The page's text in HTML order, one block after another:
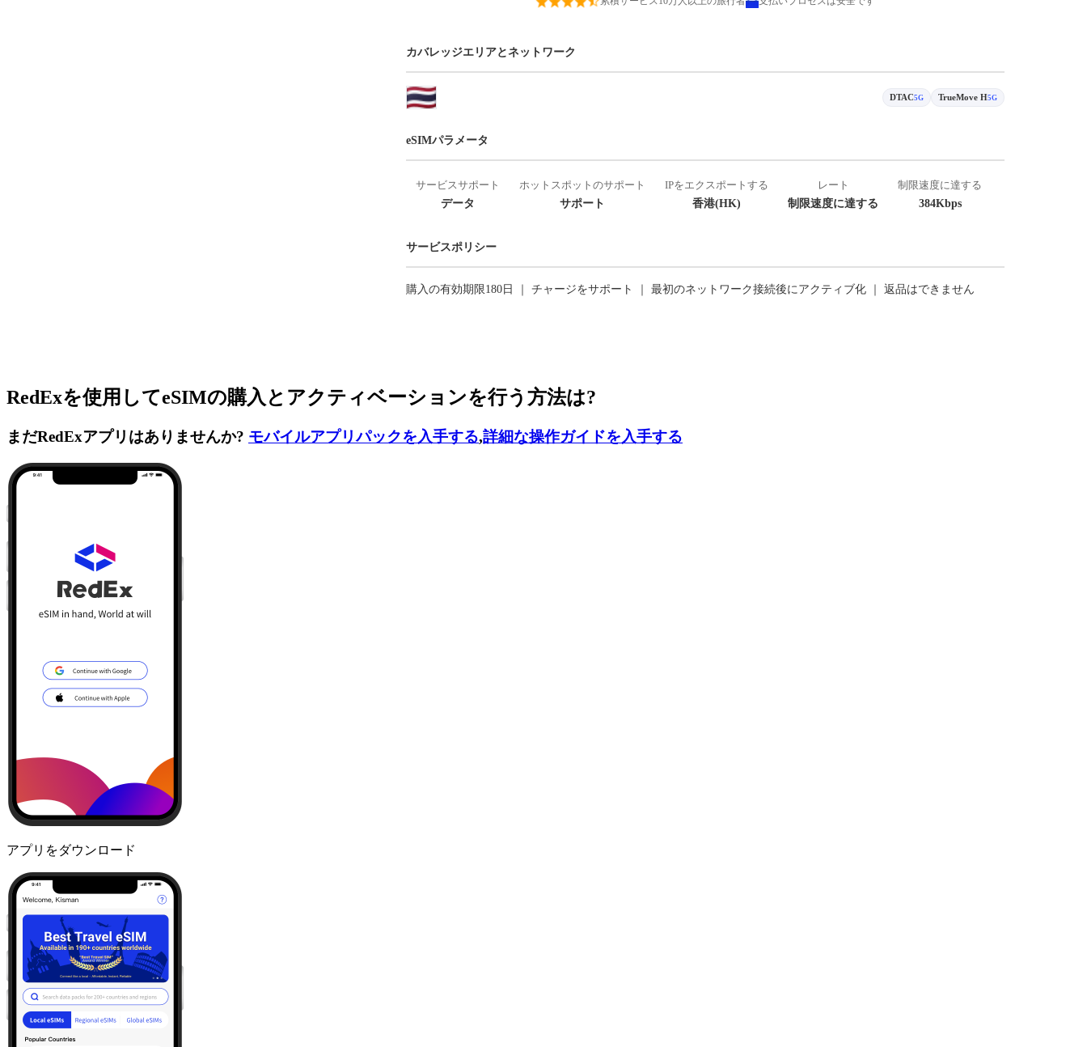
カバレッジエリアとネットワーク
DTAC5G TrueMove H5G
eSIMパラメータ
サービスサポート
データ
ホットスポットのサポート
サポート
IPをエクスポートする
香港(HK)
レート
制限速度に達する
制限速度に達する
384Kbps
サービスポリシー
購入の有効期限180日 ｜ チャージをサポート ｜ 最初のネットワーク接続後にアクティブ化 ｜ 返品はできません
RedExを使用してeSIMの購入とアクティベーションを行う方法は?
まだRedExアプリはありませんか? モバイルアプリパックを入手する,詳細な操作ガイドを入手する
アプリをダウンロード